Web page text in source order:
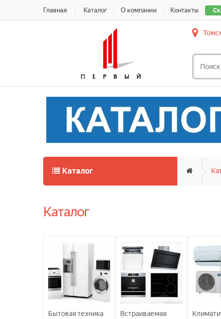
Главная Каталог О компании Контакты
Каталог
Каталог
Бытовая техника
Встраиваемая